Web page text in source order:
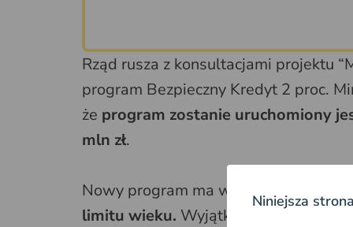
Rząd rusza z konsultacjami projektu
program Bezpieczny Kredyt 2 proc.
że program zostanie uruchomiony
mln zł.
Nowy program ma wspierać przede
limitu wieku. Wyjątkiem będą single.
Niniejsza